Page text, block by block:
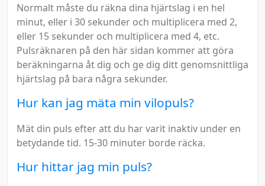
Normalt måste du räkna dina hjärtslag i en hel
minut, eller i 30 sekunder och multiplicera med 2,
eller 15 sekunder och multiplicera med 4, etc.
Pulsräknaren på den här sidan kommer att göra
beräkningarna åt dig och ge dig ditt genomsnittliga
hjärtslag på bara några sekunder.
Hur kan jag mäta min vilopuls?
Mät din puls efter att du har varit inaktiv under en
betydande tid. 15-30 minuter borde räcka.
Hur hittar jag min puls?